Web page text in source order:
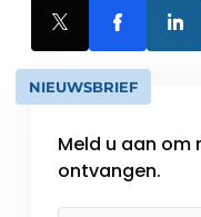
NIEUWSBRIEF
Meld u aan om
ontvangen.